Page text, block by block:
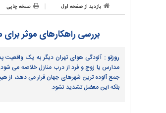
بازدید از صفحه اول نسخه چاپی
بررسی راهکارهای موثر
روزنو : آلودگی هوای تهران دیگر به یک واقعیت
مدارس یا زوج و فرد از درب منازل خلاصه می شود.
جمع آلوده ترین شهرهای جهان قرار می دهد، از
بلکه این معضل تشدید نشود.